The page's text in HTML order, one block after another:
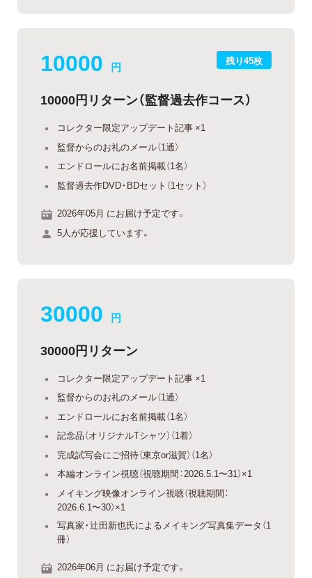
残り45枚
10000 円
10000円リターン（監督過去作コース）
コレクター限定アップデート記事 ×1
監督からのお礼のメール（1通）
エンドロールにお名前掲載（1名）
監督過去作DVD・BDセット（1セット）
2026年05月 にお届け予定です。
5人が応援しています。
30000 円
30000円リターン
コレクター限定アップデート記事 ×1
監督からのお礼のメール（1通）
エンドロールにお名前掲載（1名）
記念品（オリジナルTシャツ）（1着）
完成試写会にご招待（東京or滋賀）（1名）
本編オンライン視聴（視聴期間：2026.5.1〜31）×1
メイキング映像オンライン視聴（視聴期間：
2026.6.1〜30）×1
写真家・辻田新也氏によるメイキング写真集データ（1
冊）
2026年06月 にお届け予定です。